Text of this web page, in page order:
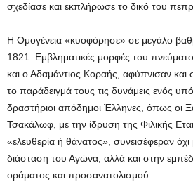
σχεδίασε και εκπλήρωσε το δικό του
Η Ομογένεια «κυοφόρησε» σε μεγάλο
1821. Εμβληματικές μορφές του
και ο Αδαμάντιος Κοραής, αφύπνισαν και
το παράδειγμά τους τις δυνάμεις ενός
δραστήριοι απόδημοι Έλληνες, όπως οι
Τσακάλωφ, με την ίδρυση της Φιλικής
«ελευθερία ή θάνατος», συνεισέφεραν
διάσταση του Αγώνα, αλλά και στην
οράματος και προσανατολισμού.